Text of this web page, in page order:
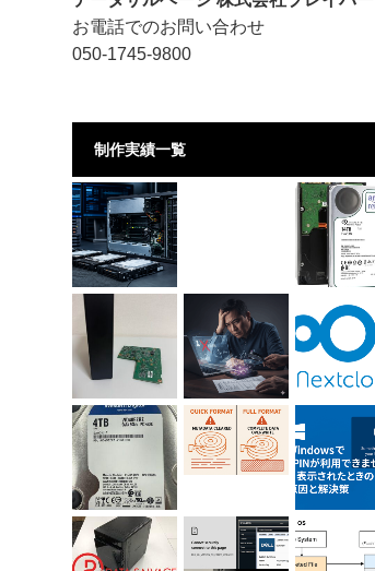
お電話でのお問い合わせ
050-1745-9800
制作実績一覧